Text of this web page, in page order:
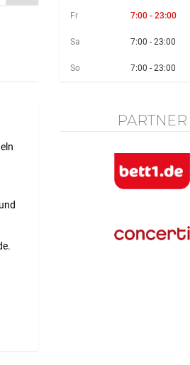
Fr 7:00 - 23:00
Sa 7:00 - 23:00
So 7:00 - 23:00
PARTNER